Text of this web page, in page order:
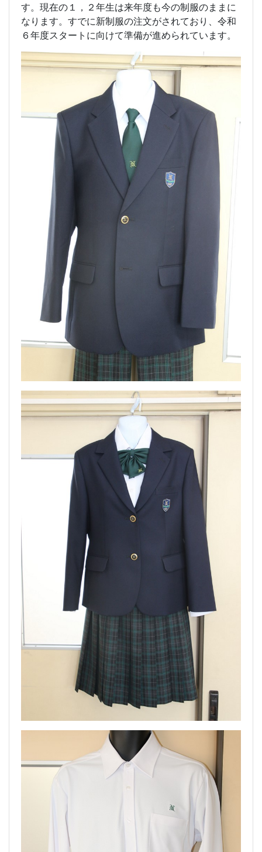
す。現在の１，２年生は来年度も今の制服のままに
なります。すでに新制服の注文がされており、令和
６年度スタートに向けて準備が進められています。